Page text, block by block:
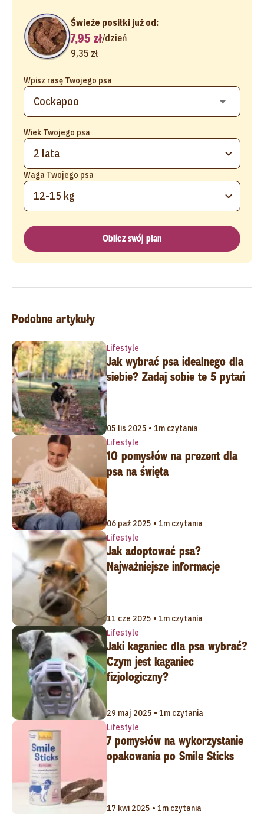
Wpisz rasę Twojego psa
Wiek Twojego psa
2 lata
Waga Twojego psa
12-15 kg
Świeże posiłki już od:
7,95 zł/dzień
9,35 zł
Oblicz swój plan
Podobne artykuły
Lifestyle
Jak wybrać psa idealnego dla
siebie? Zadaj sobie te 5 pytań
05 lis 2025 • 1m czytania
Lifestyle
10 pomysłów na prezent dla
psa na święta
06 paź 2025 • 1m czytania
Lifestyle
Jak adoptować psa?
Najważniejsze informacje
11 cze 2025 • 1m czytania
Lifestyle
Jaki kaganiec dla psa wybrać?
Czym jest kaganiec
fizjologiczny?
29 maj 2025 • 1m czytania
Lifestyle
7 pomysłów na wykorzystanie
opakowania po Smile Sticks
17 kwi 2025 • 1m czytania